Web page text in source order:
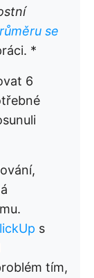
se
*
6
s
tím,